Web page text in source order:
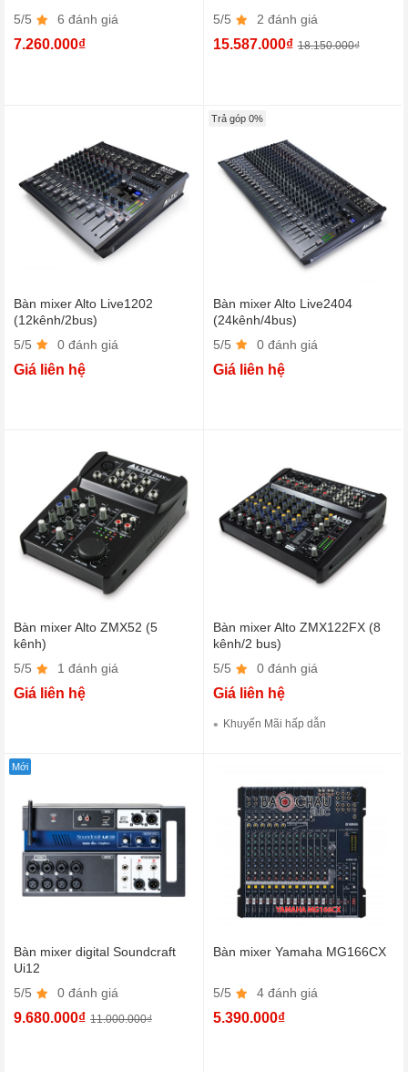
5/5 6 đánh giá
7.260.000₫
5/5 2 đánh giá
15.587.000₫ 18.150.000₫
Bàn mixer Alto Live1202
(12kênh/2bus)
5/5
0 đánh giá
Giá liên hệ
Bàn mixer Alto Live2404
(24kênh/4bus)
5/5
0 đánh giá
Giá liên hệ
Trả góp 0%
Bàn mixer Alto ZMX52 (5
kênh)
5/5
1 đánh giá
Giá liên hệ
Bàn mixer Alto ZMX122FX (8
kênh/2 bus)
5/5
0 đánh giá
Giá liên hệ
Khuyến Mãi hấp dẫn
Bàn mixer digital Soundcraft
Ui12
5/5
0 đánh giá
9.680.000₫ 11.000.000₫
Mới
Bàn mixer Yamaha MG166CX
5/5 4 đánh giá
5.390.000₫